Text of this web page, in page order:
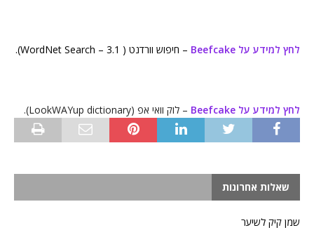
לחץ למידע על Beefcake – חיפוש וורדנט ( WordNet Search – 3.1).
לחץ למידע על Beefcake – לוק וואי אפ (LookWAYup dictionary).
שאלות אחרונות
שמן קיק לשיער